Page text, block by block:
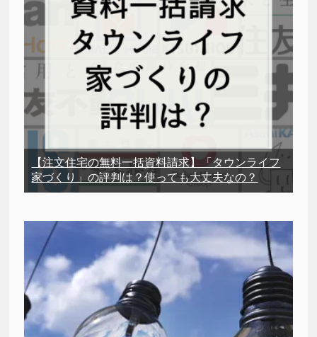
【注文住宅の無料一括資料請求】「タウンライフ
家づくり」の評判は？使っても大丈夫なの？